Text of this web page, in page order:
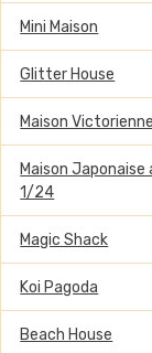
Mini Maison
Glitter House
Maison Victorienne
Maison Japonaise
1/24
Magic Shack
Koi Pagoda
Beach House